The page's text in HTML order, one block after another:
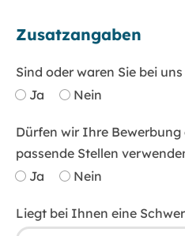
Zusatzangaben
Sind oder waren Sie bei
Ja
Nein
Dürfen wir Ihre
passende Stellen
Ja
Nein
Liegt bei Ihnen eine